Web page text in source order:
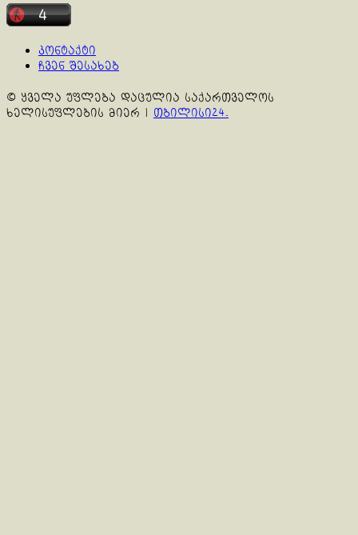
კონტაქტი
ჩვენ შესახებ
© ყველა უფლება დაცულია საქართველოს
ხელისუფლების მიერ | თბილისი24.